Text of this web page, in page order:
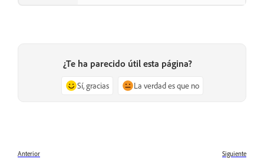
¿Te ha parecido útil esta página?
Sí, gracias La verdad es que no
Anterior Siguiente